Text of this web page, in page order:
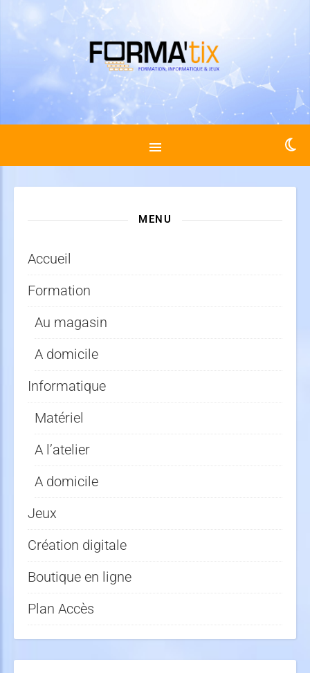
MENU
Accueil
Formation
Au magasin
A domicile
Informatique
Matériel
A l’atelier
A domicile
Jeux
Création digitale
Boutique en ligne
Plan Accès